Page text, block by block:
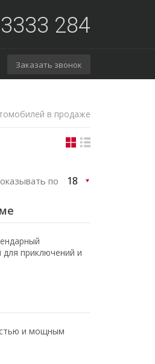
3333 284
Заказать звонок
в продаже
по
приключений и
и мощным